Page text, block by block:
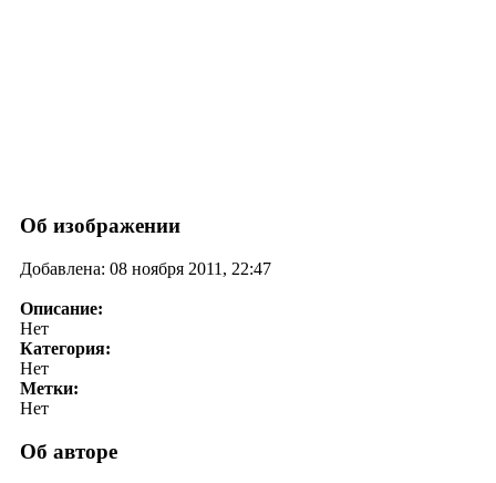
Об изображении
Добавлена: 08 ноября 2011, 22:47
Описание:
Нет
Категория:
Нет
Метки:
Нет
Об авторе